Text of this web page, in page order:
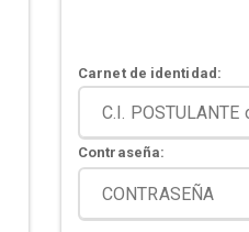
Carnet de identidad:
Contraseña: